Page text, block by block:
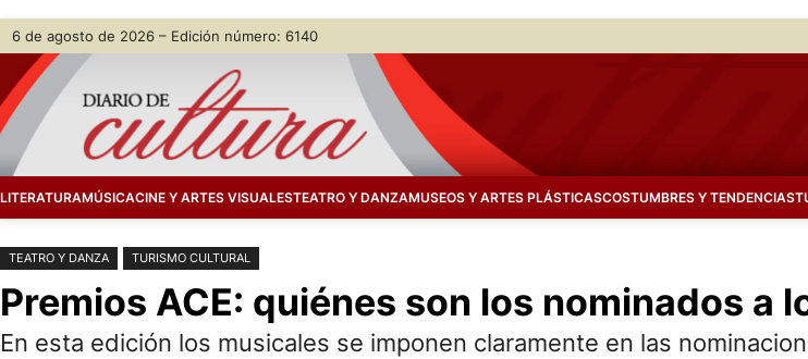
Saltar
contenido
Skip
content
6 de agosto de 2026 – Edición número: 6140
LITERATURAMÚSICACINE Y ARTES VISUALESTEATRO Y DANZAMUSEOS Y ARTES PLÁSTICASCOSTUMBRES Y TENDENCIAS
TEATRO Y DANZA TURISMO CULTURAL
Premios ACE: quiénes son los nominados a
En esta edición los musicales se imponen claramente en las